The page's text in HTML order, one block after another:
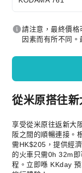
請注意，最終價格
因素而有所不同。
從米原搭往
享受從米原往返新大
阪之間的順暢連接。
需HK$205，提供經
的火車只需0h 32m
程。立即喺 KKday